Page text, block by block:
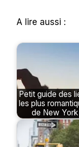
A lire aussi :
Petit guide des
les plus
de New York